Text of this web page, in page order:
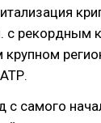
с рекордным
с самого